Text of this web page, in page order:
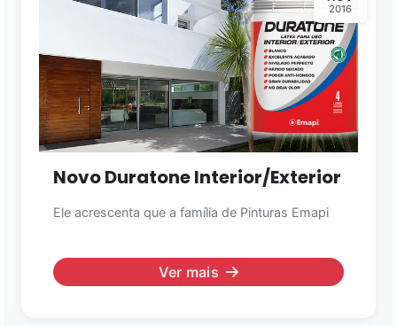
2016
Novo Duratone Interior/Exterior
Ele acrescenta que a família de Pinturas Emapi
Ver mais